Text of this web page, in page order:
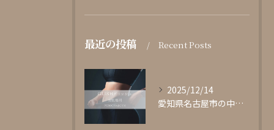
最近の投稿 Recent Posts
2025/12/14
愛知県名古屋市の中心部に位置する女性専用パーソナルジムgli...